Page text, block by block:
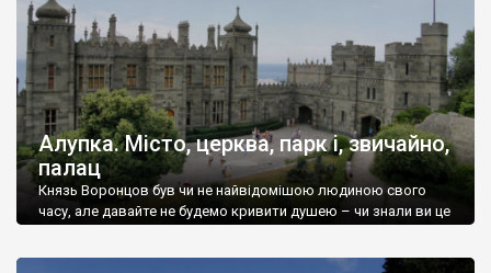
Алупка. Місто, церква, парк і, звичайно,
палац
Князь Воронцов був чи не найвідомішою людиною свого
часу, але давайте не будемо кривити душею – чи знали ви це